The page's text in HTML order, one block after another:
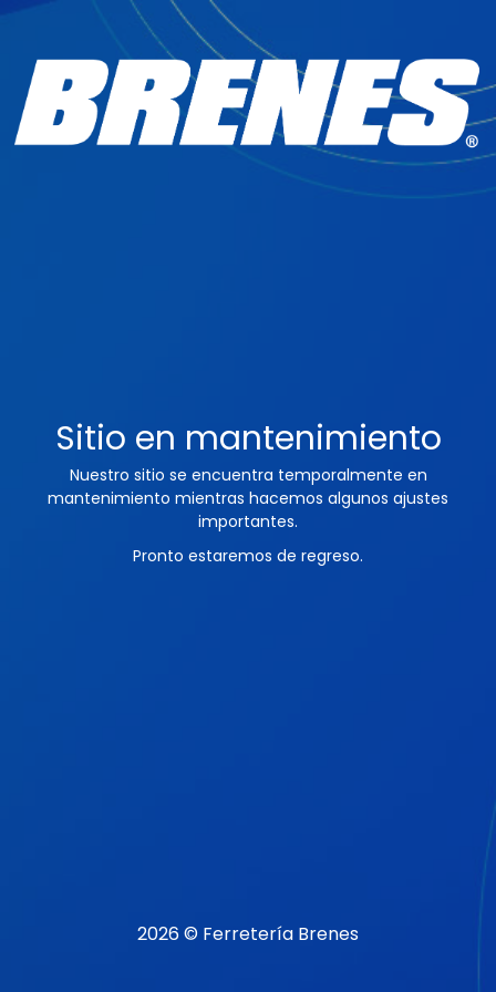
Sitio en mantenimiento
Nuestro sitio se encuentra temporalmente en
mantenimiento mientras hacemos algunos ajustes
importantes.
Pronto estaremos de regreso.
2026 © Ferretería Brenes